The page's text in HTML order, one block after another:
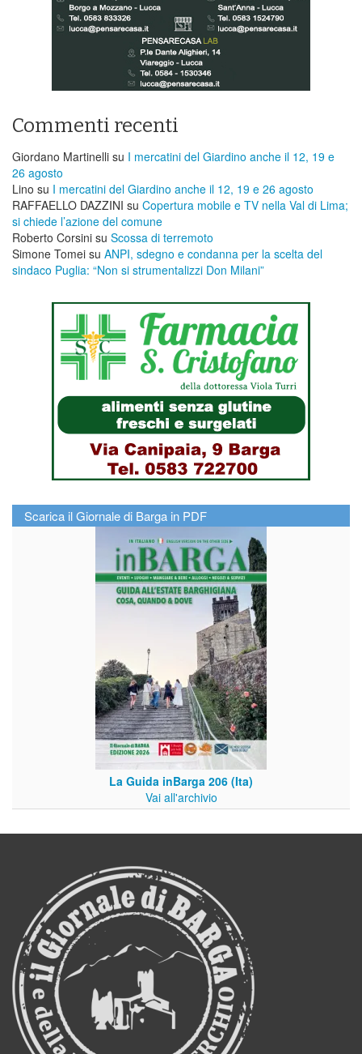
Commenti recenti
Giordano Martinelli su I mercatini del Giardino anche il 12, 19 e
26 agosto
Lino su I mercatini del Giardino anche il 12, 19 e 26 agosto
RAFFAELLO DAZZINI su ​Copertura mobile e TV nella Val di Lima;
si chiede l’azione del comune
Roberto Corsini su Scossa di terremoto
Simone Tomei su ANPI, sdegno e condanna per la scelta del
sindaco Puglia: “Non si strumentalizzi Don Milani”
Scarica il Giornale di Barga in PDF
La Guida inBarga 206 (Ita)
Vai all'archivio